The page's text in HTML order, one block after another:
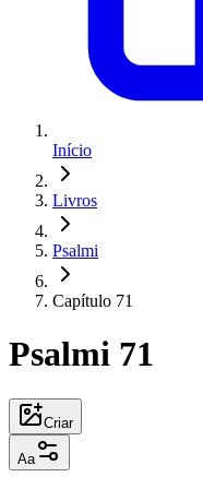
Início
Livros
Psalmi
Capítulo 71
Psalmi 71
Criar
Aa